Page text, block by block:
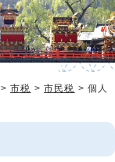
>市税 >市民税 > 個人